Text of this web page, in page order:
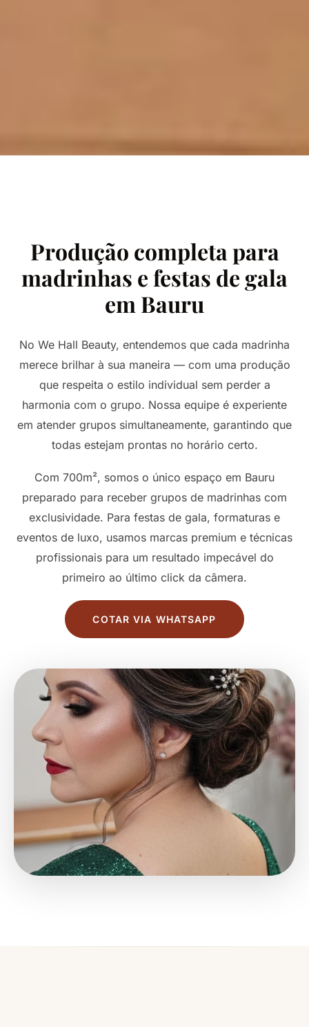
Produção completa para
madrinhas e festas de gala
em Bauru
No We Hall Beauty, entendemos que cada madrinha
merece brilhar à sua maneira — com uma produção
que respeita o estilo individual sem perder a
harmonia com o grupo. Nossa equipe é experiente
em atender grupos simultaneamente, garantindo que
todas estejam prontas no horário certo.
Com 700m², somos o único espaço em Bauru
preparado para receber grupos de madrinhas com
exclusividade. Para festas de gala, formaturas e
eventos de luxo, usamos marcas premium e técnicas
profissionais para um resultado impecável do
primeiro ao último click da câmera.
COTAR VIA WHATSAPP